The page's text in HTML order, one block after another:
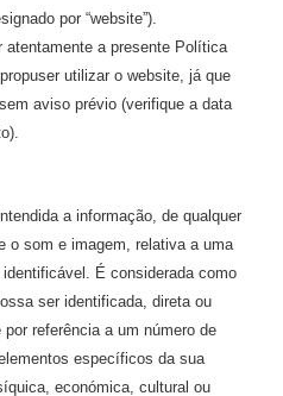
por “website”).
a presente Política
utilizar o website, já que
aviso prévio (verifique a data
a informação, de qualquer
o som e imagem, relativa a uma
É considerada como
ser identificada, direta ou
referência a um número de
específicos da sua
económica, cultural ou